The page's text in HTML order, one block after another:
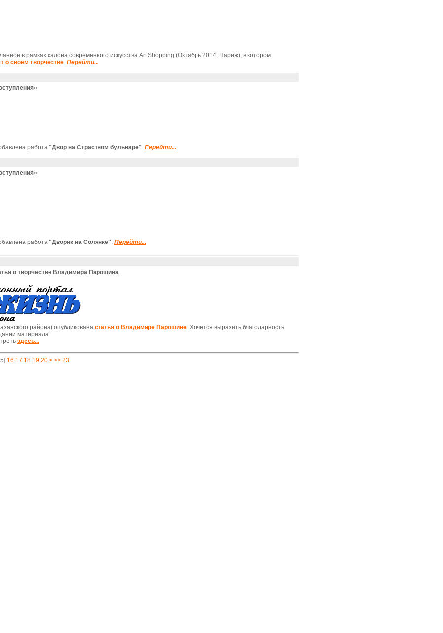
в рамках салона современного искусства Art Shopping (Октябрь 2014, Париж), в котором
о своем творчестве Перейти...
работа "Двор на Страстном бульваре" Перейти...
работа "Дворик на Солянке" Перейти...
о творчестве Владимира Парошина
района) опубликована статья о Владимире Парошине . Хочется выразить благодарность
материала.
здесь...
16 17 18 19 20 > >> 23